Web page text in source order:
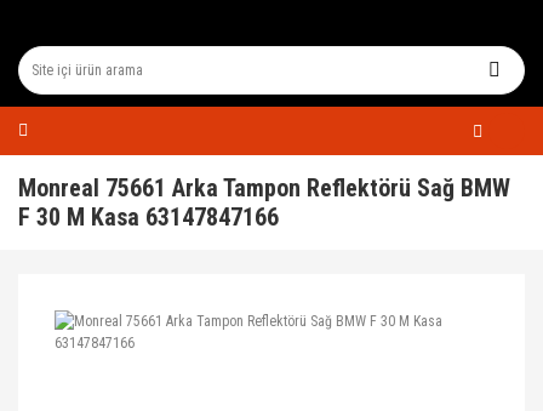
Monreal 75661 Arka Tampon Reflektörü Sağ BMW
F 30 M Kasa 63147847166